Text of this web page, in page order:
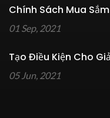
Chính Sách Mua
01 Sep, 2021
Tạo Điều Kiện Cho
05 Jun, 2021